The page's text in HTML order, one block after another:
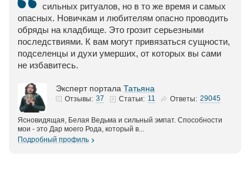
сильных ритуалов, но в то же время и самых
опасных. Новичкам и любителям опасно проводить
обряды на кладбище. Это грозит серьезными
последствиями. К вам могут привязаться сущности,
подселенцы и духи умерших, от которых вы сами
не избавитесь.
Эксперт портала Татьяна
Отзывы: 37 Статьи: 11 Ответы: 29045
Ясновидящая, Белая Ведьма и сильный эмпат. Способности
мои - это Дар моего Рода, который в...
Подробный профиль